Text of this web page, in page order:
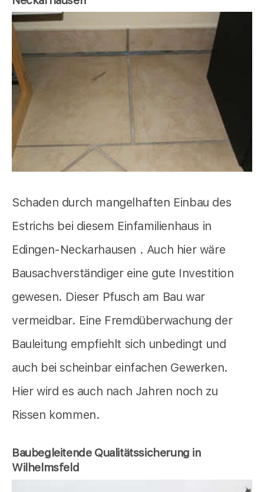
Schaden durch mangelhaften Einbau des
Estrichs bei diesem Einfamilienhaus in
Edingen-Neckarhausen . Auch hier wäre
Bausachverständiger eine gute Investition
gewesen. Dieser Pfusch am Bau war
vermeidbar. Eine Fremdüberwachung der
Bauleitung empfiehlt sich unbedingt und
auch bei scheinbar einfachen Gewerken.
Hier wird es auch nach Jahren noch zu
Rissen kommen.
Baubegleitende Qualitätssicherung in
Wilhelmsfeld